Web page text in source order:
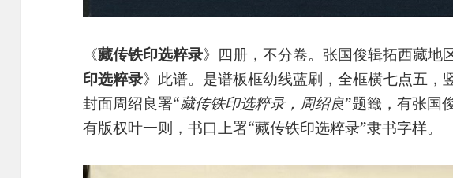
《藏传铁印选粹录》四册，不分卷。张国俊辑拓西藏地
印选粹录》此谱。是谱板框幼线蓝刷，全框横七点五，
封面周绍良署“藏传铁印选粹录，周绍良”题籤，有张国
有版权叶一则，书口上署“藏传铁印选粹录”隶书字样。